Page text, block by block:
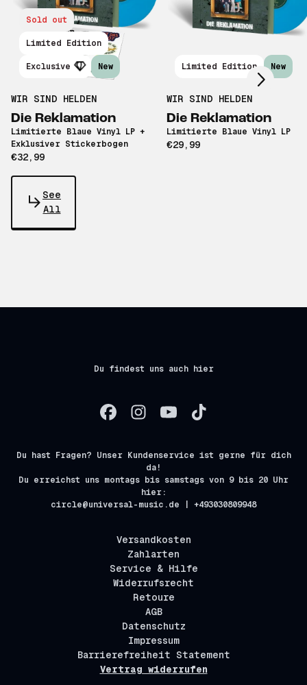
Sold out
Limited Edition
Exclusive New
WIR SIND HELDEN
Die Reklamation
Limitierte Blaue Vinyl LP +
Exklusiver Stickerbogen
€32,99
Limited Edition New
WIR SIND HELDEN
Die Reklamation
Limitierte Blaue Vinyl LP
€29,99
Scroll right
See
All
Du findest uns auch hier
Du hast Fragen? Unser Kundenservice ist gerne für dich
da!
Du erreichst uns montags bis samstags von 9 bis 20 Uhr
hier:
circle@universal-music.de | +493030809948
Versandkosten
Zahlarten
Service & Hilfe
Widerrufsrecht
Retoure
AGB
Datenschutz
Impressum
Barrierefreiheit Statement
Vertrag widerrufen